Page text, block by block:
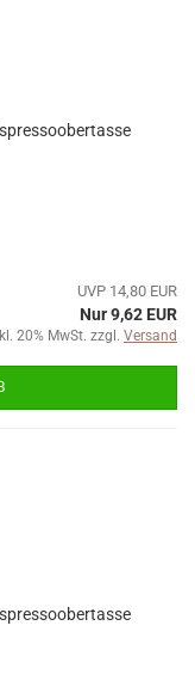
UVP 14,80 EUR
Nur 9,62 EUR
20% MwSt. zzgl. Versand